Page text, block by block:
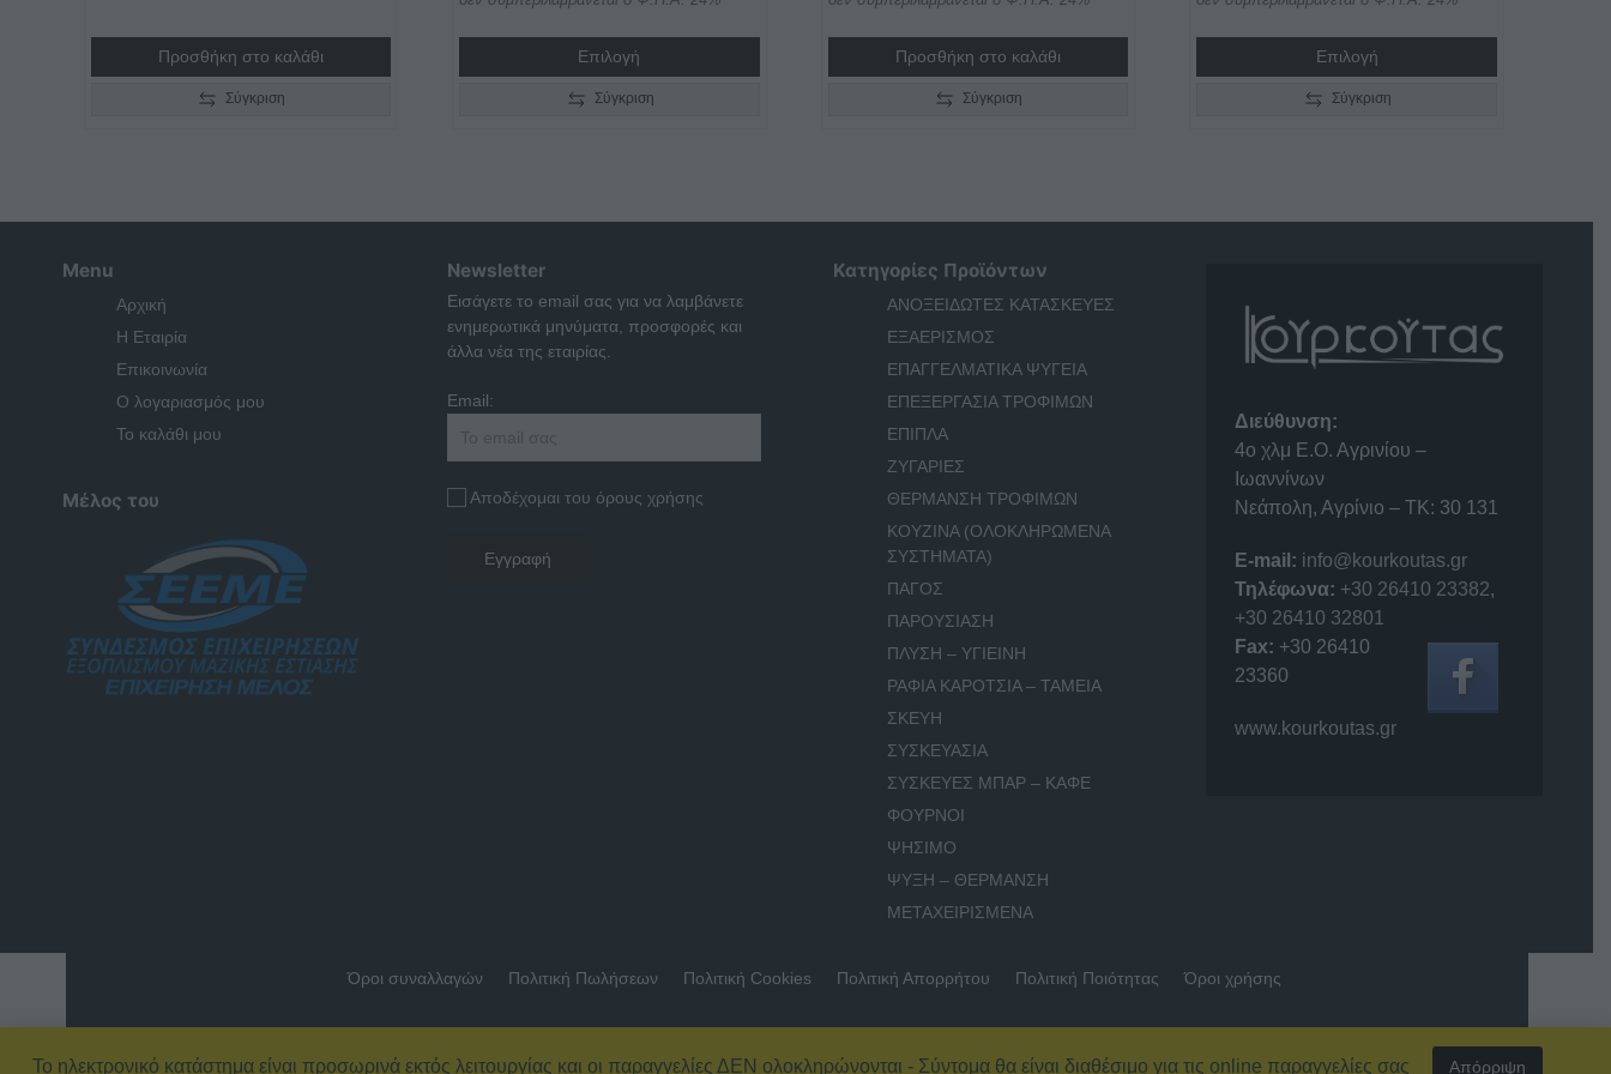
Προσθήκη στο καλάθι
Σύγκριση
through
Επιλογή
Σύγκριση
Προσθήκη στο καλάθι
Σύγκριση
through
Επιλογή
Σύγκριση
Menu
Αρχική
Η Εταιρία
Επικοινωνία
Ο λογαριασμός μου
Το καλάθι μου
Μέλος του
Newsletter
Εισάγετε το email σας για να λαμβάνετε
ενημερωτικά μηνύματα, προσφορές και
άλλα νέα της εταιρίας.
Email:
Αποδέχομαι του όρους χρήσης
Κατηγορίες Προϊόντων
ΑΝΟΞΕΙΔΩΤΕΣ ΚΑΤΑΣΚΕΥΕΣ
ΕΞΑΕΡΙΣΜΟΣ
ΕΠΑΓΓΕΛΜΑΤΙΚΑ ΨΥΓΕΙΑ
ΕΠΕΞΕΡΓΑΣΙΑ ΤΡΟΦΙΜΩΝ
ΕΠΙΠΛΑ
ΖΥΓΑΡΙΕΣ
ΘΕΡΜΑΝΣΗ ΤΡΟΦΙΜΩΝ
ΚΟΥΖΙΝΑ (ΟΛΟΚΛΗΡΩΜΕΝΑ
ΣΥΣΤΗΜΑΤΑ)
ΠΑΓΟΣ
ΠΑΡΟΥΣΙΑΣΗ
ΠΛΥΣΗ – ΥΓΙΕΙΝΗ
ΡΑΦΙΑ ΚΑΡΟΤΣΙΑ – ΤΑΜΕΙΑ
ΣΚΕΥΗ
ΣΥΣΚΕΥΑΣΙΑ
ΣΥΣΚΕΥΕΣ ΜΠΑΡ – ΚΑΦΕ
ΦΟΥΡΝΟΙ
ΨΗΣΙΜΟ
ΨΥΞΗ – ΘΕΡΜΑΝΣΗ
ΜΕΤΑΧΕΙΡΙΣΜΕΝΑ
Διεύθυνση:
4o χλμ Ε.Ο. Αγρινίου –
Ιωαννίνων
Νεάπολη, Αγρίνιο – ΤΚ: 30 131
E-mail: info@kourkoutas.gr
Τηλέφωνα: +30 26410 23382,
+30 26410 32801
Fax: +30 26410
23360
www.kourkoutas.gr
Όροι συναλλαγών Πολιτική Πωλήσεων Πολιτική Cookies Πολιτική Απορρήτου Πολιτική Ποιότητας Όροι χρήσης
Το ηλεκτρονικό κατάστημα είναι προσωρινά εκτός λειτουργίας και οι παραγγελίες ΔΕΝ ολοκληρώνονται - Σύντομα θα είναι διαθέσιμο για τις online παραγγελίες σας Απόρριψη